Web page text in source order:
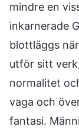
mindre en
inkarnerade
blottläggs
utför sitt
normalitet
vaga och
fantasi.